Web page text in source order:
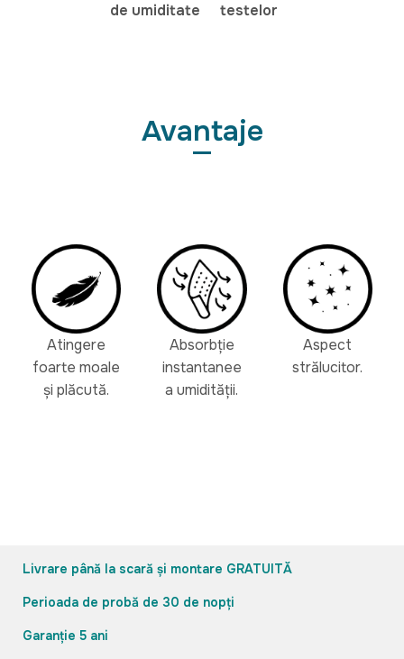
de umiditate
testelor
Avantaje
Atingere
foarte moale
și plăcută.
Absorbție
instantanee
a umidității.
Aspect
strălucitor.
Livrare până la scară și montare GRATUITĂ
Perioada de probă de 30 de nopți
Garanție 5 ani